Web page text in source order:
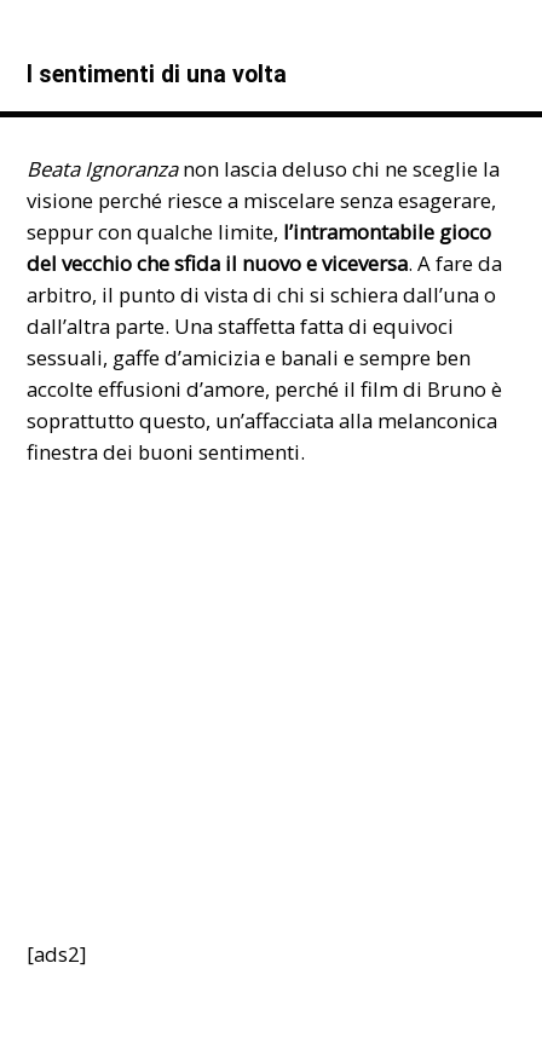
I sentimenti di una volta
Beata Ignoranzanon lascia deluso chi ne sceglie la
visione perché riesce a miscelare senza esagerare,
seppur con qualche limite, l’intramontabile gioco
del vecchio che sfida il nuovo e viceversa. A fare da
arbitro, il punto di vista di chi si schiera dall’una o
dall’altra parte. Una staffetta fatta di equivoci
sessuali, gaffe d’amicizia e banali e sempre ben
accolte effusioni d’amore, perché il film di Bruno è
soprattutto questo, un’affacciata alla melanconica
finestra dei buoni sentimenti.
[ads2]